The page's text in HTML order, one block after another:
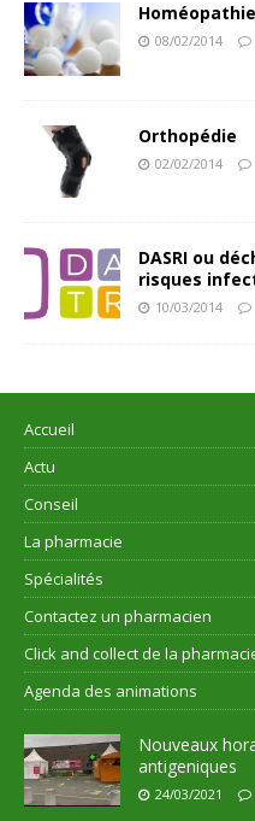
Homéopathie
08/02/2014
Orthopédie
02/02/2014
DASRI ou
risques
10/03/2014
Accueil
Actu
Conseil
La pharmacie
Spécialités
Contactez un pharmacien
Click and collect de la
Agenda des animations
Nouveaux
antigeniques
24/03/2021